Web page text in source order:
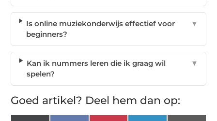
Is online muziekonderwijs effectief voor
beginners?
▼
Kan ik nummers leren die ik graag wil
spelen?
▼
Goed artikel? Deel hem dan op: